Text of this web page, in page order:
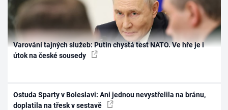
Varování tajných služeb: Putin chystá test NATO. Ve hře je i
útok na české sousedy
Ostuda Sparty v Boleslavi: Ani jednou nevystřelila na bránu,
doplatila na třesk v sestavě